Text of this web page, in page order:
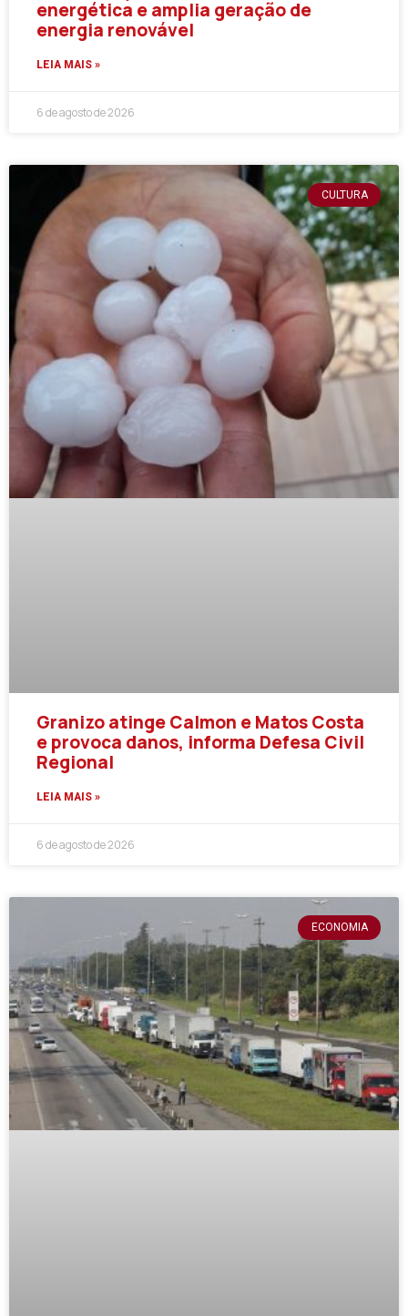
energética e amplia geração de
energia renovável
LEIA MAIS »
6 de agosto de 2026
CULTURA
Granizo atinge Calmon e Matos Costa
e provoca danos, informa Defesa Civil
Regional
LEIA MAIS »
6 de agosto de 2026
ECONOMIA